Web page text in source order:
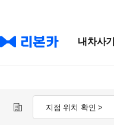
내차사기
지점 위치 확인 >